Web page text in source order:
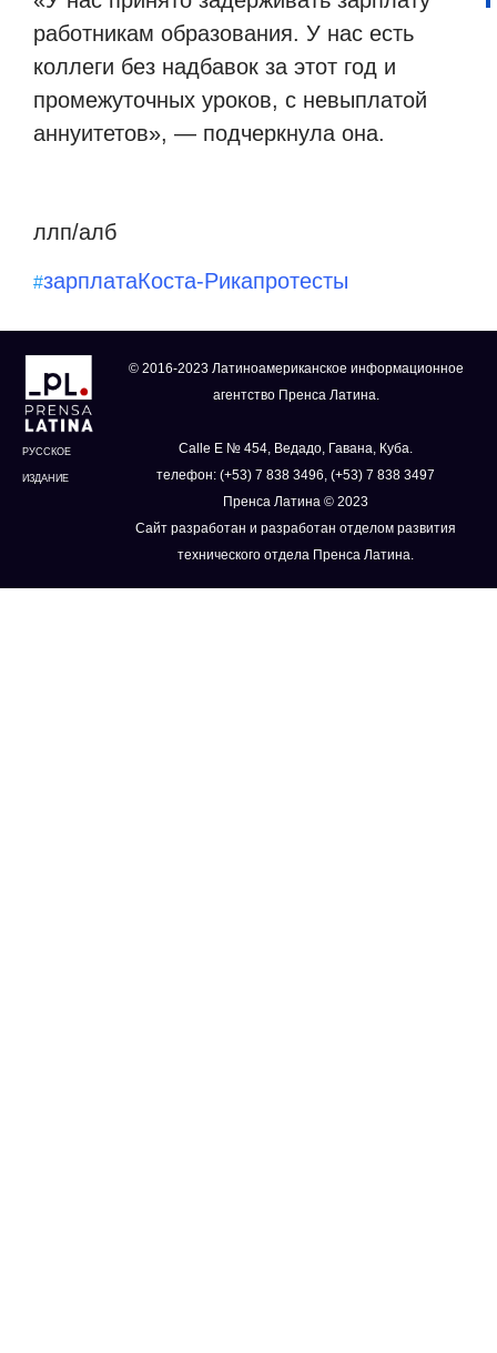
работникам образования. У нас есть
коллеги без надбавок за этот год и
промежуточных уроков, с невыплатой
аннуитетов», — подчеркнула она.
ллп/алб
#зарплатаКоста-Рикапротесты
РУССКОЕ
ИЗДАНИЕ
© 2016-2023 Латиноамериканское информационное
агентство Пренса Латина.
Calle E № 454, Ведадо, Гавана, Куба.
телефон: (+53) 7 838 3496, (+53) 7 838 3497
Пренса Латина © 2023
Сайт разработан и разработан отделом развития
технического отдела Пренса Латина.